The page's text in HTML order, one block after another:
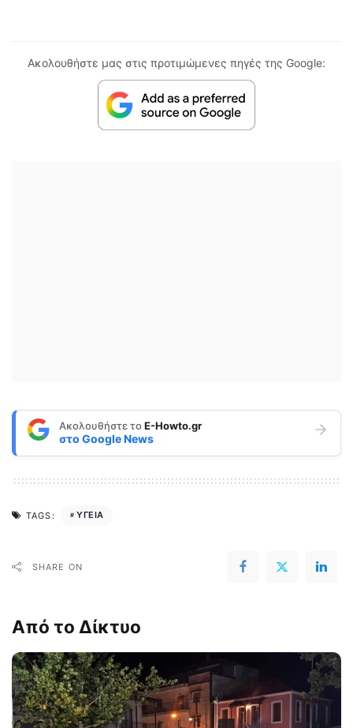
Ακολουθήστε μας στις προτιμώμενες πηγές της Google:
Ακολουθήστε τοE-Howto.gr
στο Google News
TAGS: ΥΓΕΙΑ
SHARE ON
Από το Δίκτυο